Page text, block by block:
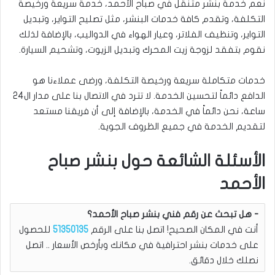
نعم خدمة بنشر متنقل في صباح الأحمد، خدمة سريعة ورخيصة
التكلفة، وتقدم كافة خدمات البنشر، مثل تصليح التواير، وتبديل
التواير، وتنظيف الفلاتر، وعيار الهواء في الدواليب، بالإضافة لذلك
نقوم بتفقد لزوجة زيت المحرك وتبديل الزيوت، وتشحيم السيارة.
خدمات متكاملة سريعة ورخيصة التكلفة، ورضى عملاءنا هو
الدافع دائماً لتحسين الخدمة. لا تترد في الاتصال بنا على مدار ال24
ساعة، نحن دائماً في الخدمة، بالإضافة إلى أن فريقنا مستعد
لتقديم الخدمة في جميع الظروف الجوية.
الأسئلة الشائعة حول بنشر صباح
الأحمد
هل تبحث عن رقم فني بنشر صباح الأحمد؟
أنت في المكان الصحيح! اتصل بنا على الرقم 51350135 للحصول
على خدمات بنشر احترافية في مكانك وبأرخص الأسعار .. اتصل
نصلك خلال دقائق.